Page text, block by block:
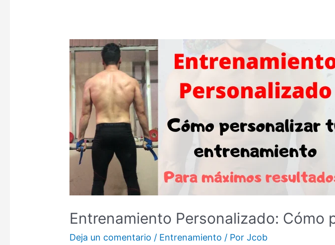
Entrenamiento Personalizado: Cómo
Deja un comentario / Entrenamiento / PorJcob